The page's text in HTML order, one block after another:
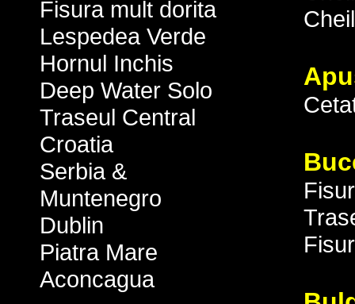
Fisura mult dorita
Lespedea Verde
Hornul Inchis
Deep Water Solo
Traseul Central
Croatia
Serbia &
Muntenegro
Dublin
Piatra Mare
Aconcagua